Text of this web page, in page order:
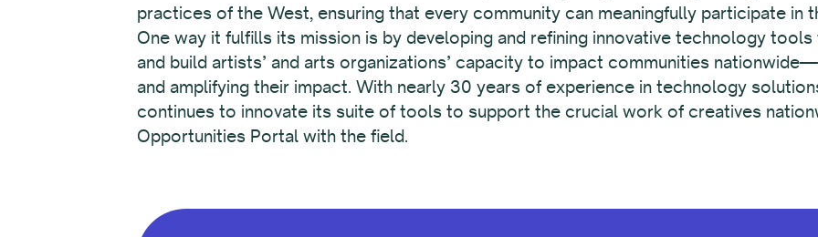
practices of the West, ensuring that every community can meaningfully participate in
One way it fulfills its mission is by developing and refining innovative technology
and build artists’ and arts organizations’ capacity to impact communities
and amplifying their impact. With nearly 30 years of experience in technology
continues to innovate its suite of tools to support the crucial work of creatives
Opportunities Portal with the field.